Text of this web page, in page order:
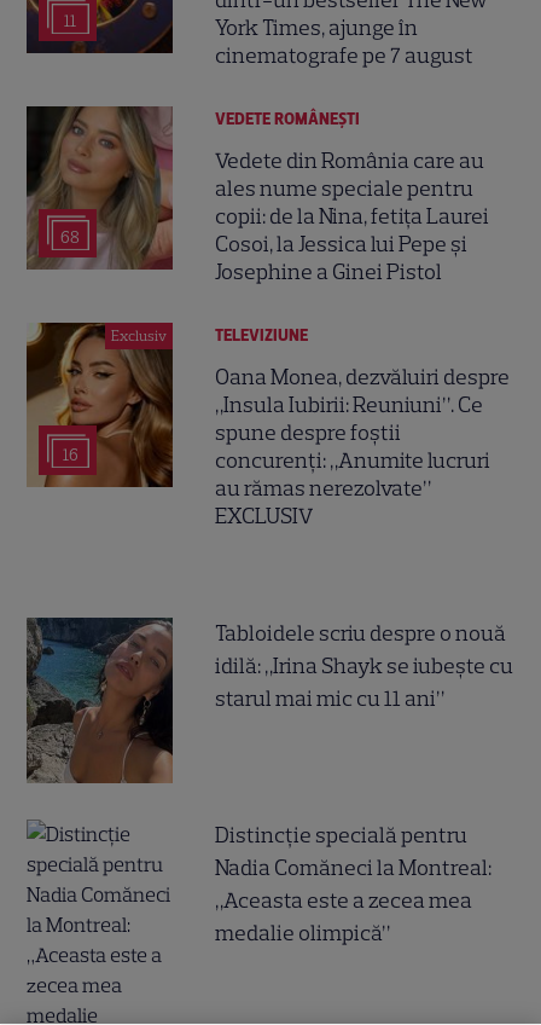
11
York Times, ajunge în
cinematografe pe 7 august
68
VEDETE ROMÂNEŞTI
Vedete din România care au
ales nume speciale pentru
copii: de la Nina, fetița Laurei
Cosoi, la Jessica lui Pepe și
Josephine a Ginei Pistol
Exclusiv
16
TELEVIZIUNE
Oana Monea, dezvăluiri despre
„Insula Iubirii: Reuniuni”. Ce
spune despre foștii
concurenți: „Anumite lucruri
au rămas nerezolvate”
EXCLUSIV
Tabloidele scriu despre o nouă
idilă: „Irina Shayk se iubește cu
starul mai mic cu 11 ani”
Distincție specială pentru
Nadia Comăneci la Montreal:
„Aceasta este a zecea mea
medalie olimpică”